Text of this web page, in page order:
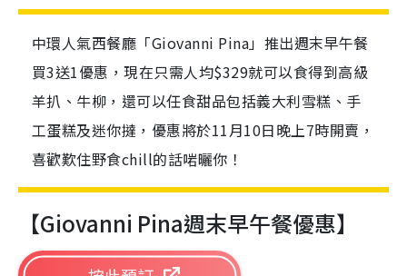
中環人氣西餐廳「Giovanni Pina」推出週末早午餐
買3送1優惠，現在只需人均$329就可以食得到高級
羊扒、牛柳，還可以任食甜品包括義大利雪糕、手
工蛋糕及迷你撻，優惠將於11月10日晚上7時開賣，
喜歡歎住野食chill的話啱曬你！
【Giovanni Pina週末早午餐優惠】